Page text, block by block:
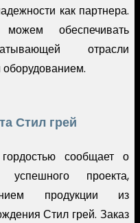
как партнера.
обеспечивать
отрасли
Стил грей
сообщает о
проекта,
продукции из
Стил грей. Заказ